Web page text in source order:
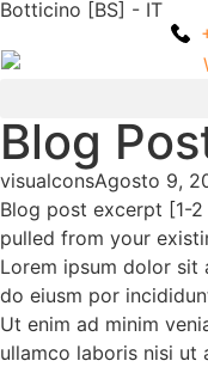
Botticino [BS] - IT
Blog
visualconsAgosto 9,
Blog post excerpt [1-
pulled from your
Lorem ipsum dolor sit
do eiusm por
Ut enim ad minim
ullamco laboris nisi ut